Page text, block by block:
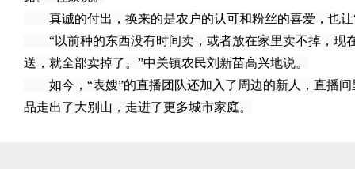
真诚的付出，换来的是农户的认可和粉丝的喜爱，也让
“以前种的东西没有时间卖，或者放在家里卖不掉，现
送，就全部卖掉了。”中关镇农民刘新苗高兴地说。
如今，“表嫂”的直播团队还加入了周边的新人，直播间
品走出了大别山，走进了更多城市家庭。